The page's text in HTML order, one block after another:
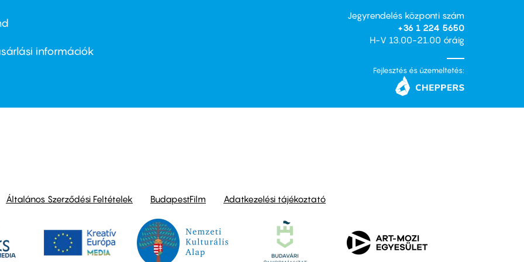
információk
Jegyrendelés központi szám
+36 1 224 5650
H-V 13.00-21.00 óráig
Fejlesztés és üzemeltetés:
Általános Szerződési Feltételek BudapestFilm Adatkezelési tájékoztató